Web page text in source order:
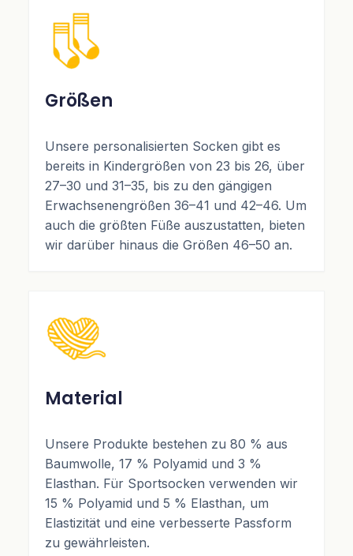
Größen
Unsere personalisierten Socken gibt es
bereits in Kindergrößen von 23 bis 26, über
27–30 und 31–35, bis zu den gängigen
Erwachsenengrößen 36–41 und 42–46. Um
auch die größten Füße auszustatten, bieten
wir darüber hinaus die Größen 46–50 an.
Material
Unsere Produkte bestehen zu 80 % aus
Baumwolle, 17 % Polyamid und 3 %
Elasthan. Für Sportsocken verwenden wir
15 % Polyamid und 5 % Elasthan, um
Elastizität und eine verbesserte Passform
zu gewährleisten.